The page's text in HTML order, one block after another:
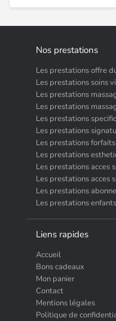
Nos prestations
Les prestations offre
Les prestations soins
Les prestations
Les prestations
Les prestations
Les prestations
Les prestations
Les prestations
Les prestations acces
Les prestations acces
Les prestations
Les prestations
Liens rapides
Accueil
Bons cadeaux
Mon panier
Contact
Mentions légales
Politique de